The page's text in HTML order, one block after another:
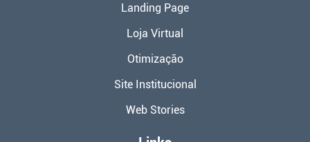
Landing Page
Loja Virtual
Otimização
Site Institucional
Web Stories